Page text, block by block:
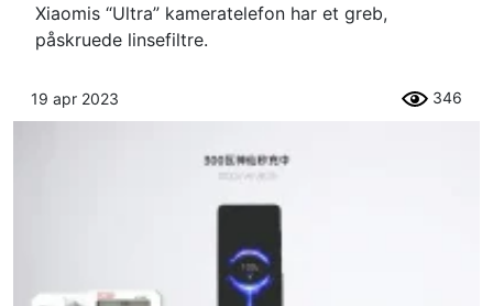
Xiaomis “Ultra” kameratelefon har et greb,
påskruede linsefiltre.
19 apr 2023 346